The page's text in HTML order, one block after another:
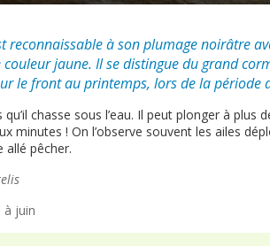
reconnaissable à son plumage noirâtre
jaune. Il se distingue du grand
le front au printemps, lors de la période
chasse sous l’eau. Il peut plonger à plus
minutes ! On l’observe souvent les ailes
allé pêcher.
à juin